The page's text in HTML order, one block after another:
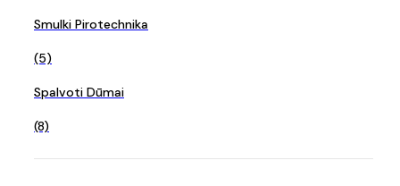
Smulki Pirotechnika
(5)
Spalvoti Dūmai
(8)